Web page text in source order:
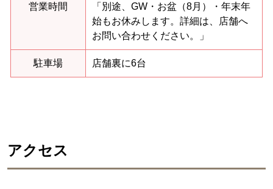
営業時間
「別途、GW・お盆（8月）・年末年
始もお休みします。詳細は、店舗へ
お問い合わせください。」
駐車場 店舗裏に6台
アクセス